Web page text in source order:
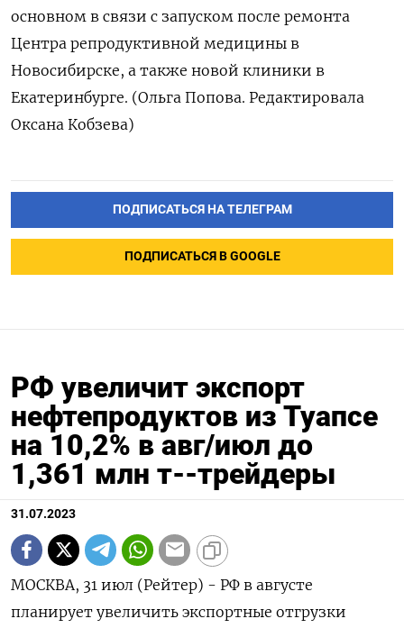
основном в связи с запуском после ремонта
Центра репродуктивной медицины в
Новосибирске, а также новой клиники в
Екатеринбурге. (Ольга Попова. Редактировала
Оксана Кобзева)
ПОДПИСАТЬСЯ НА ТЕЛЕГРАМ
ПОДПИСАТЬСЯ В GOOGLE
РФ увеличит экспорт
нефтепродуктов из Туапсе
на 10,2% в авг/июл до
1,361 млн т--трейдеры
31.07.2023
МОСКВА, 31 июл (Рейтер) - РФ в августе
планирует увеличить экспортные отгрузки